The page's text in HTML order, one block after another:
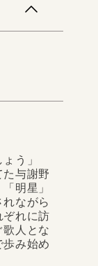
う」
与謝野
明星」
ながら
れに訪
人とな
み始め